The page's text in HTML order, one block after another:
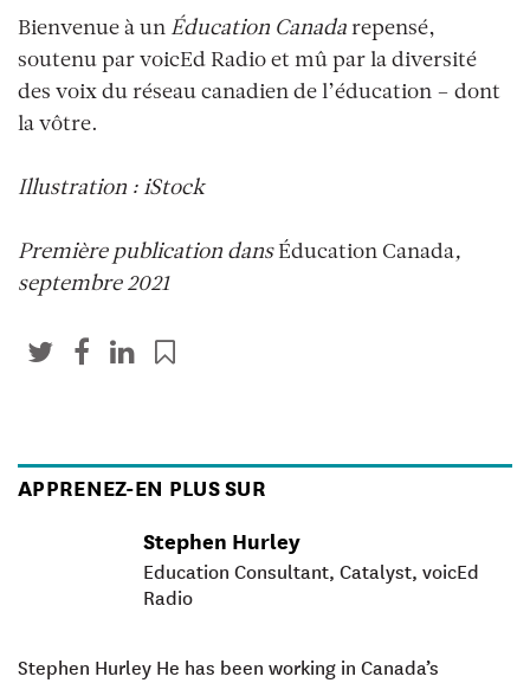
Bienvenue à un Éducation Canada repensé,
soutenu par voicEd Radio et mû par la diversité
des voix du réseau canadien de l’éducation – dont
la vôtre.
Illustration : iStock
Première publication dansÉducation Canada,
septembre 2021
APPRENEZ-EN PLUS SUR
Stephen Hurley
Education Consultant, Catalyst, voicEd
Radio
Stephen Hurley He has been working in Canada’s